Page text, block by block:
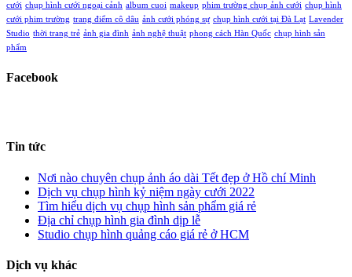
cưới chụp hình cưới ngoại cảnh album cuoi makeup phim trường chụp ảnh cưới chụp hình
cưới phim trường trang điểm cô dâu ảnh cưới phóng sự chụp hình cưới tại Đà Lạt Lavender
Studio thời trang trẻ ảnh gia đình ảnh nghệ thuật phong cách Hàn Quốc chụp hình sản
phẩm
Facebook
Tin tức
Nơi nào chuyên chụp ảnh áo dài Tết đẹp ở Hồ chí Minh
Dịch vụ chụp hình kỷ niệm ngày cưới 2022
Tìm hiểu dịch vụ chụp hình sản phẩm giá rẻ
Địa chỉ chụp hình gia đình dịp lễ
Studio chụp hình quảng cáo giá rẻ ở HCM
Dịch vụ khác